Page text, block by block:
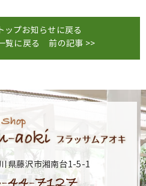
トップお知らせに戻る
覧に戻る
前の記事 >>
県藤沢市湘南台1-5-1